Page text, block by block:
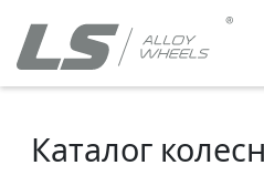
Каталог